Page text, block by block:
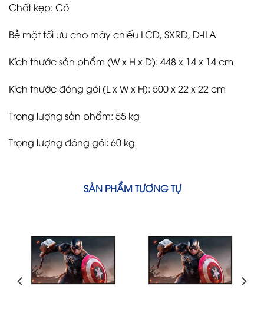
Chốt kẹp: Có
Bề mặt tối ưu cho máy chiếu LCD, SXRD, D-ILA
Kích thước sản phẩm (W x H x D): 448 x 14 x 14cm
Kích thước đóng gói (L x W x H): 500 x 22 x 22cm
Trọng lượng sản phẩm: 55 kg
Trọng lượng đóng gói: 60 kg
SẢN PHẨM TƯƠNG TỰ